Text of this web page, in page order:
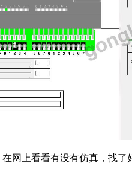
在网上看看有没有仿真，找